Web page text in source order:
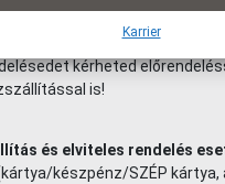
Karrier
| 3,5-5 km-ig: 1290Ft | 4-5 km-
km-ig: 2290Ft (minimum
kérheted
is!
és elviteles rendelés
készpénz/SZÉP kártya,